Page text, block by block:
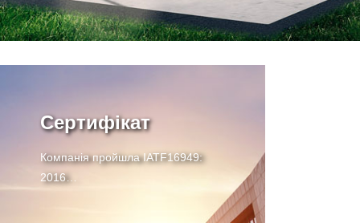
Сертифікат
Компанія пройшла IATF16949:
2016